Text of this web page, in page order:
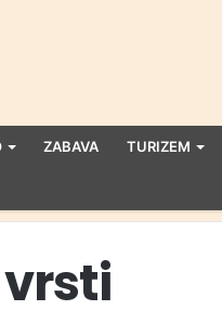
ZABAVA TURIZEM